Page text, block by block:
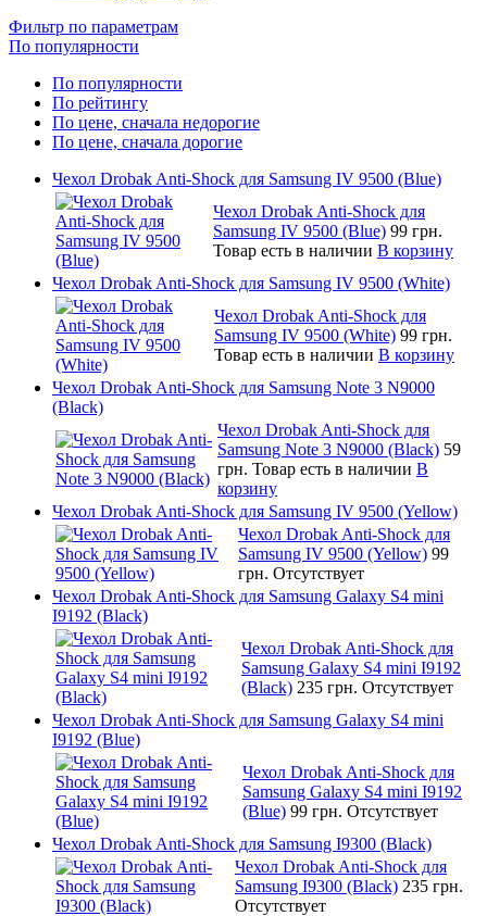
Фильтр по параметрам
По популярности
По популярности
По рейтингу
По цене, сначала недорогие
По цене, сначала дорогие
Чехол Drobak Anti-Shock для Samsung IV 9500 (Blue)
Чехол Drobak Anti-Shock для
Samsung IV 9500 (Blue) 99 грн.
Товар есть в наличии В корзину
Чехол Drobak Anti-Shock для Samsung IV 9500 (White)
Чехол Drobak Anti-Shock для
Samsung IV 9500 (White) 99 грн.
Товар есть в наличии В корзину
Чехол Drobak Anti-Shock для Samsung Note 3 N9000
(Black)
Чехол Drobak Anti-Shock для
Samsung Note 3 N9000 (Black) 59
грн. Товар есть в наличии В
корзину
Чехол Drobak Anti-Shock для Samsung IV 9500 (Yellow)
Чехол Drobak Anti-Shock для
Samsung IV 9500 (Yellow) 99
грн. Отсутствует
Чехол Drobak Anti-Shock для Samsung Galaxy S4 mini
I9192 (Black)
Чехол Drobak Anti-Shock для
Samsung Galaxy S4 mini I9192
(Black) 235 грн. Отсутствует
Чехол Drobak Anti-Shock для Samsung Galaxy S4 mini
I9192 (Blue)
Чехол Drobak Anti-Shock для
Samsung Galaxy S4 mini I9192
(Blue) 99 грн. Отсутствует
Чехол Drobak Anti-Shock для Samsung I9300 (Black)
Чехол Drobak Anti-Shock для
Samsung I9300 (Black) 235 грн.
Отсутствует